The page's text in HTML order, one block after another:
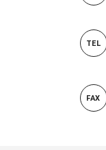
TEL
FAX